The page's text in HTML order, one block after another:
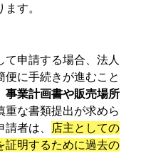
す。
て申請する場合、法人
便に手続きが進むこと
事業計画書や販売場所
重な書類提出が求めら
者は、
店主としての
証明するために過去の